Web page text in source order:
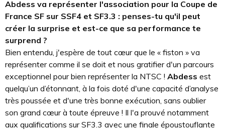
Abdess va représenter l'association pour la Coupe de
France SF sur SSF4 et SF3.3 : penses-tu qu'il peut
créer la surprise et est-ce que sa performance te
surprend ?
Bien entendu, j'espère de tout cœur que le « fiston » va
représenter comme il se doit et nous gratifier d'un parcours
exceptionnel pour bien représenter la NTSC ! Abdess est
quelqu’un d’étonnant, à la fois doté d'une capacité d’analyse
très poussée et d'une très bonne exécution, sans oublier
son grand cœur à toute épreuve ! Il l'a prouvé notamment
aux qualifications sur SF3.3 avec une finale époustouflante